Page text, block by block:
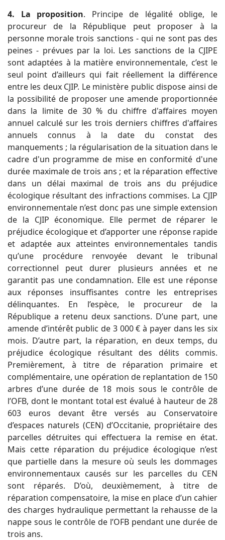
4. La proposition. Principe de légalité oblige, le
procureur de la République peut proposer à la
personne morale trois sanctions - qui ne sont pas des
peines - prévues par la loi. Les sanctions de la CJIPE
sont adaptées à la matière environnementale, c’est le
seul point d’ailleurs qui fait réellement la différence
entre les deux CJIP. Le ministère public dispose ainsi de
la possibilité de proposer une amende proportionnée
dans la limite de 30 % du chiffre d'affaires moyen
annuel calculé sur les trois derniers chiffres d'affaires
annuels connus à la date du constat des
manquements ; la régularisation de la situation dans le
cadre d'un programme de mise en conformité d'une
durée maximale de trois ans ; et la réparation effective
dans un délai maximal de trois ans du préjudice
écologique résultant des infractions commises. La CJIP
environnementale n’est donc pas une simple extension
de la CJIP économique. Elle permet de réparer le
préjudice écologique et d’apporter une réponse rapide
et adaptée aux atteintes environnementales tandis
qu’une procédure renvoyée devant le tribunal
correctionnel peut durer plusieurs années et ne
garantit pas une condamnation. Elle est une réponse
aux réponses insuffisantes contre les entreprises
délinquantes. En l’espèce, le procureur de la
République a retenu deux sanctions. D’une part, une
amende d’intérêt public de 3 000 € à payer dans les six
mois. D’autre part, la réparation, en deux temps, du
préjudice écologique résultant des délits commis.
Premièrement, à titre de réparation primaire et
complémentaire, une opération de replantation de 150
arbres d’une durée de 18 mois sous le contrôle de
l’OFB, dont le montant total est évalué à hauteur de 28
603 euros devant être versés au Conservatoire
d’espaces naturels (CEN) d’Occitanie, propriétaire des
parcelles détruites qui effectuera la remise en état.
Mais cette réparation du préjudice écologique n’est
que partielle dans la mesure où seuls les dommages
environnementaux causés sur les parcelles du CEN
sont réparés. D’où, deuxièmement, à titre de
réparation compensatoire, la mise en place d’un cahier
des charges hydraulique permettant la rehausse de la
nappe sous le contrôle de l’OFB pendant une durée de
trois ans.